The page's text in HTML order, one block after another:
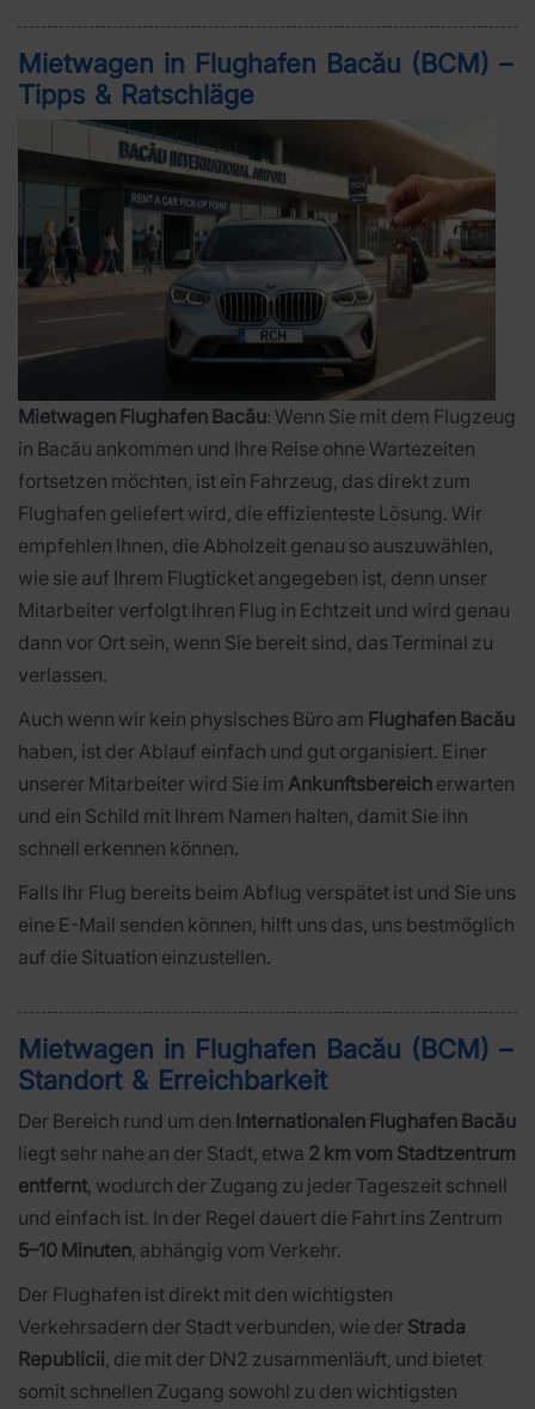
Mietwagen in Flughafen Bacău (BCM) –
Tipps & Ratschläge
Mietwagen Flughafen Bacău: Wenn Sie mit dem Flugzeug
in Bacău ankommen und Ihre Reise ohne Wartezeiten
fortsetzen möchten, ist ein Fahrzeug, das direkt zum
Flughafen geliefert wird, die effizienteste Lösung. Wir
empfehlen Ihnen, die Abholzeit genau so auszuwählen,
wie sie auf Ihrem Flugticket angegeben ist, denn unser
Mitarbeiter verfolgt Ihren Flug in Echtzeit und wird genau
dann vor Ort sein, wenn Sie bereit sind, das Terminal zu
verlassen.
Auch wenn wir kein physisches Büro am Flughafen Bacău
haben, ist der Ablauf einfach und gut organisiert. Einer
unserer Mitarbeiter wird Sie im Ankunftsbereich erwarten
und ein Schild mit Ihrem Namen halten, damit Sie ihn
schnell erkennen können.
Falls Ihr Flug bereits beim Abflug verspätet ist und Sie uns
eine E-Mail senden können, hilft uns das, uns bestmöglich
auf die Situation einzustellen.
Mietwagen in Flughafen Bacău (BCM) –
Standort & Erreichbarkeit
Der Bereich rund um den Internationalen Flughafen Bacău
liegt sehr nahe an der Stadt, etwa 2 km vom Stadtzentrum
entfernt, wodurch der Zugang zu jeder Tageszeit schnell
und einfach ist. In der Regel dauert die Fahrt ins Zentrum
5–10 Minuten, abhängig vom Verkehr.
Der Flughafen ist direkt mit den wichtigsten
Verkehrsadern der Stadt verbunden, wie der Strada
Republicii, die mit der DN2 zusammenläuft, und bietet
somit schnellen Zugang sowohl zu den wichtigsten